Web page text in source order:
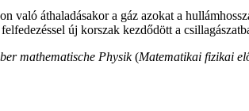
való áthaladásakor a gáz azokat a
új korszak kezdődött a
mathematische Physik(Matematikai fizikai